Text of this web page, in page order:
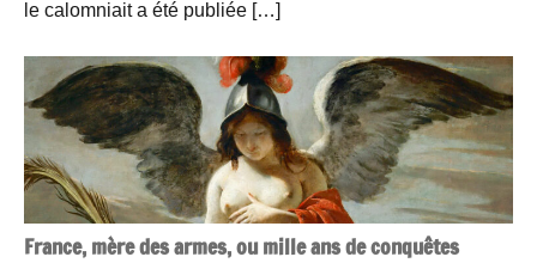
le calomniait a été publiée […]
France, mère des armes, ou mille ans de conquêtes